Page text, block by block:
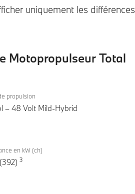
uniquement les différences
Motopropulseur Total
propulsion
– 48 Volt Mild-Hybrid
en kW (ch)
3